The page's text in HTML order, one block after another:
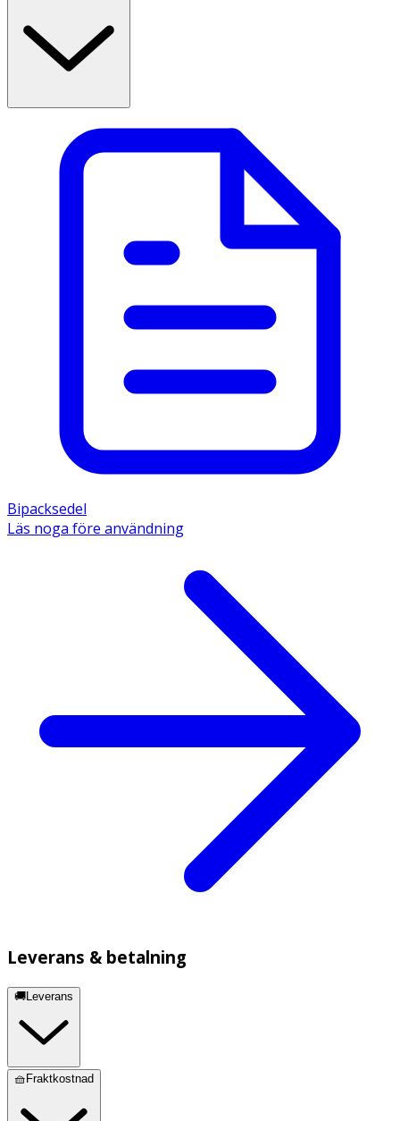
Bipacksedel
Läs noga före användning
Leverans & betalning
🚚Leverans
🧺Fraktkostnad